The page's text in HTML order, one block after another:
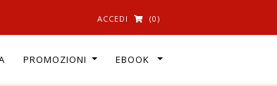
ACCEDI (0)
PROMOZIONI EBOOK